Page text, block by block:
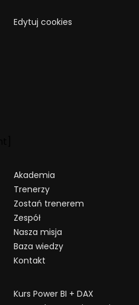
Edytuj cookies
Akademia
Trenerzy
Zostań trenerem
Zespół
Nasza misja
Baza wiedzy
Kontakt
Kurs Power BI + DAX